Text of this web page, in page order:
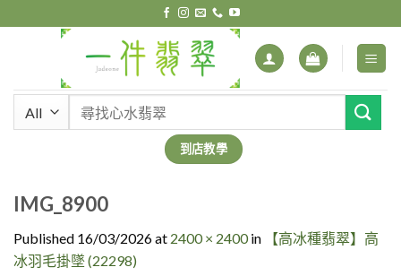
to
到店教學
IMG_8900
Published 16/03/2026at 2400 × 2400in
【高冰種翡翠】高
冰羽毛掛墜 (22298)